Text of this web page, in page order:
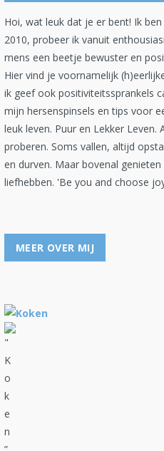
Hoi, wat leuk dat je er bent! Ik
2010, probeer ik vanuit
mens een beetje bewuster en
Hier vind je voornamelijk
ik geef ook positiviteitssprankels
mijn hersenspinsels en tips voor
leuk leven. Puur en Lekker Leven.
proberen. Soms vallen, altijd
en durven. Maar bovenal genieten
liefhebben. 'Be you and choose
MEER OVER MIJ